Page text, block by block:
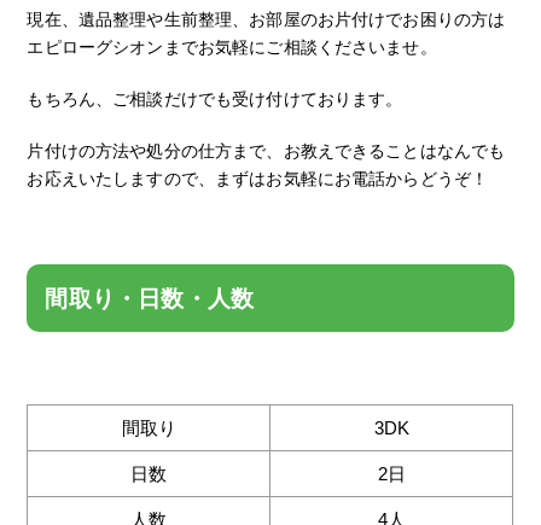
現在、遺品整理や生前整理、お部屋のお片付けでお困りの方は
エピローグシオンまでお気軽にご相談くださいませ。
もちろん、ご相談だけでも受け付けております。
片付けの方法や処分の仕方まで、お教えできることはなんでも
お応えいたしますので、まずはお気軽にお電話からどうぞ！
間取り・日数・人数
間取り 3DK
日数 2日
人数 4人